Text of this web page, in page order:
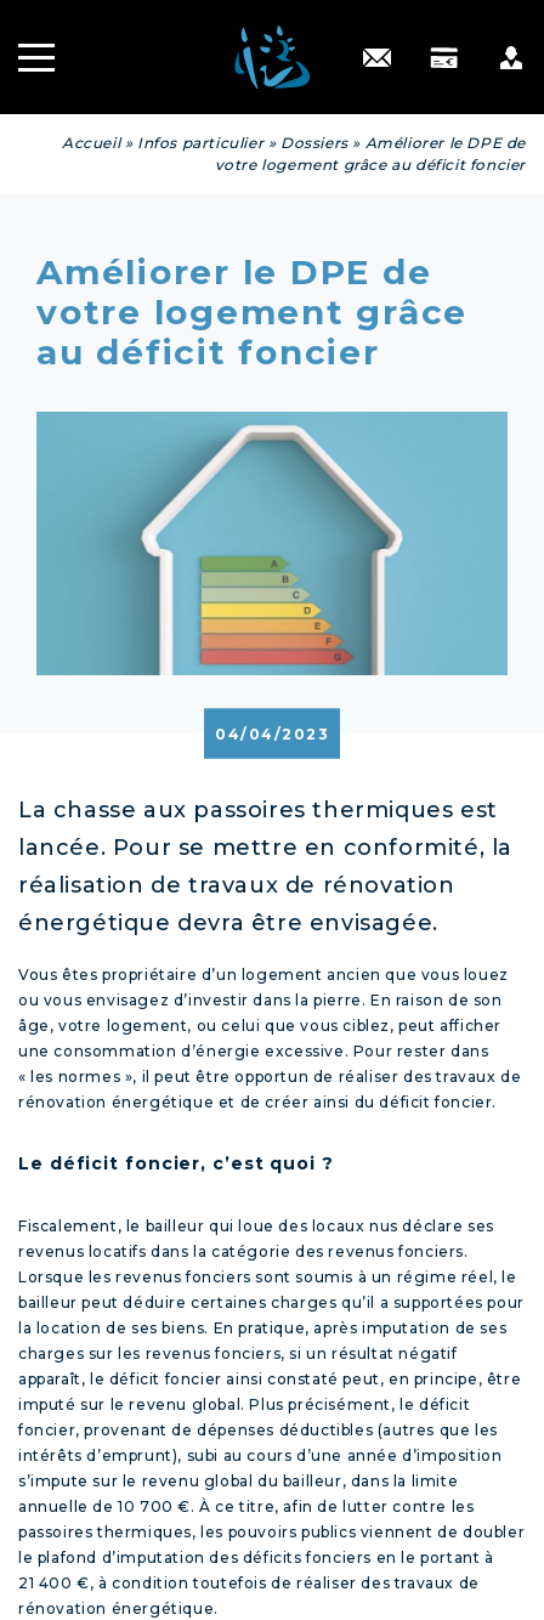
Engagé RSE
Contact
Accueil» Infos particulier» Dossiers» Améliorer le DPE de
votre logement grâce au déficit foncier
Améliorer le DPE de
votre logement grâce
au déficit foncier
04/04/2023
La chasse aux passoires thermiques est
lancée. Pour se mettre en conformité, la
réalisation de travaux de rénovation
énergétique devra être envisagée.
Vous êtes propriétaire d’un logement ancien que vous louez
ou vous envisagez d’investir dans la pierre. En raison de son
âge, votre logement, ou celui que vous ciblez, peut afficher
une consommation d’énergie excessive. Pour rester dans
« les normes », il peut être opportun de réaliser des travaux de
rénovation énergétique et de créer ainsi du déficit foncier.
Le déficit foncier, c’est quoi ?
Fiscalement, le bailleur qui loue des locaux nus déclare ses
revenus locatifs dans la catégorie des revenus fonciers.
Lorsque les revenus fonciers sont soumis à un régime réel, le
bailleur peut déduire certaines charges qu’il a supportées pour
la location de ses biens. En pratique, après imputation de ses
charges sur les revenus fonciers, si un résultat négatif
apparaît, le déficit foncier ainsi constaté peut, en principe, être
imputé sur le revenu global. Plus précisément, le déficit
foncier, provenant de dépenses déductibles (autres que les
intérêts d’emprunt), subi au cours d’une année d’imposition
s’impute sur le revenu global du bailleur, dans la limite
annuelle de 10 700 €. À ce titre, afin de lutter contre les
passoires thermiques, les pouvoirs publics viennent de doubler
le plafond d’imputation des déficits fonciers en le portant à
21 400 €, à condition toutefois de réaliser des travaux de
rénovation énergétique.